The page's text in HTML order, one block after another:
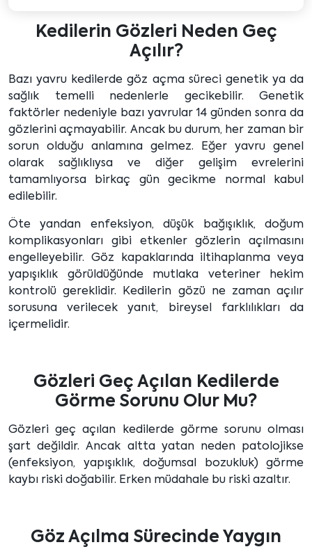
Kedilerin Gözleri Neden Geç
Açılır?
Bazı yavru kedilerde göz açma süreci genetik ya da
sağlık temelli nedenlerle gecikebilir. Genetik
faktörler nedeniyle bazı yavrular 14 günden sonra da
gözlerini açmayabilir. Ancak bu durum, her zaman bir
sorun olduğu anlamına gelmez. Eğer yavru genel
olarak sağlıklıysa ve diğer gelişim evrelerini
tamamlıyorsa birkaç gün gecikme normal kabul
edilebilir.
Öte yandan enfeksiyon, düşük bağışıklık, doğum
komplikasyonları gibi etkenler gözlerin açılmasını
engelleyebilir. Göz kapaklarında iltihaplanma veya
yapışıklık görüldüğünde mutlaka veteriner hekim
kontrolü gereklidir. Kedilerin gözü ne zaman açılır
sorusuna verilecek yanıt, bireysel farklılıkları da
içermelidir.
Gözleri Geç Açılan Kedilerde
Görme Sorunu Olur Mu?
Gözleri geç açılan kedilerde görme sorunu olması
şart değildir. Ancak altta yatan neden patolojikse
(enfeksiyon, yapışıklık, doğumsal bozukluk) görme
kaybı riski doğabilir. Erken müdahale bu riski azaltır.
Göz Açılma Sürecinde Yaygın